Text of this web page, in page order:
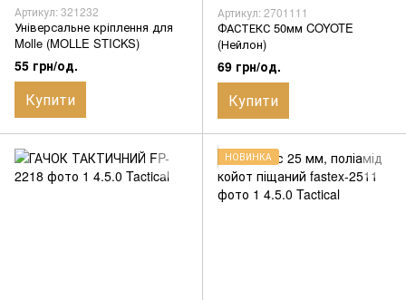
Артикул: 321232
Універсальне кріплення для
Molle (MOLLE STICKS)
55 грн/од.
Купити
Артикул: 2701111
ФАСТЕКС 50мм COYOTE
(Нейлон)
69 грн/од.
Купити
НОВИНКА